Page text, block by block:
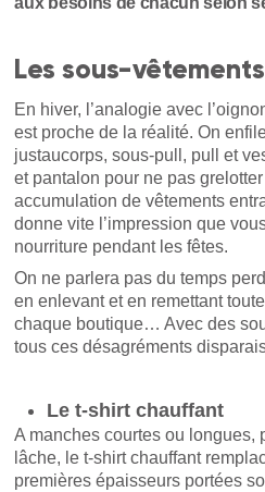
Les sous-
En hiver, l’analogie avec
est proche de la réalité. On
justaucorps, sous-pull, pull et
et pantalon pour ne pas
accumulation de vêtements
donne vite l’impression que
nourriture pendant les fêtes.
On ne parlera pas du temps
en enlevant et en remettant
chaque boutique… Avec des
tous ces désagréments
Le t-shirt chauffant
A manches courtes ou longues,
lâche, le t-shirt chauffant
premières épaisseurs portées